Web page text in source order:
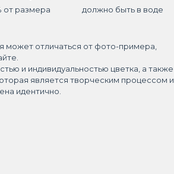
от размера
должно быть в воде
может отличаться от фото-примера,
и индивидуальностью цветка, а также
является творческим процессом и
идентично.